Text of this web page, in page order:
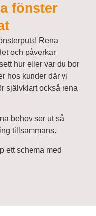
fönster
Rena
och påverkar
hur eller var du bor
hos kunder där vi
självklart också rena
behov ser ut så
tillsammans.
ett schema med